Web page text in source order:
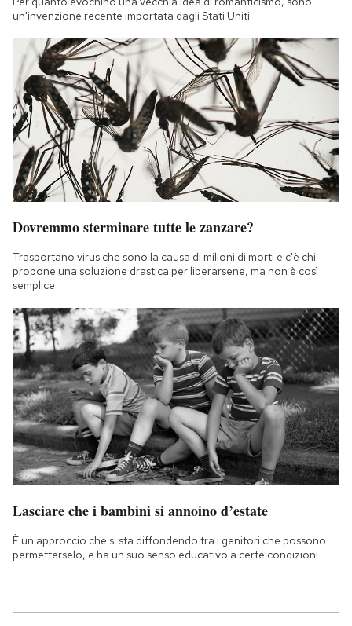
un'invenzione recente importata dagli Stati Uniti
Dovremmo sterminare tutte le zanzare?
Trasportano virus che sono la causa di milioni di morti e c'è chi
propone una soluzione drastica per liberarsene, ma non è così
semplice
Lasciare che i bambini si annoino d’estate
È un approccio che si sta diffondendo tra i genitori che possono
permetterselo, e ha un suo senso educativo a certe condizioni